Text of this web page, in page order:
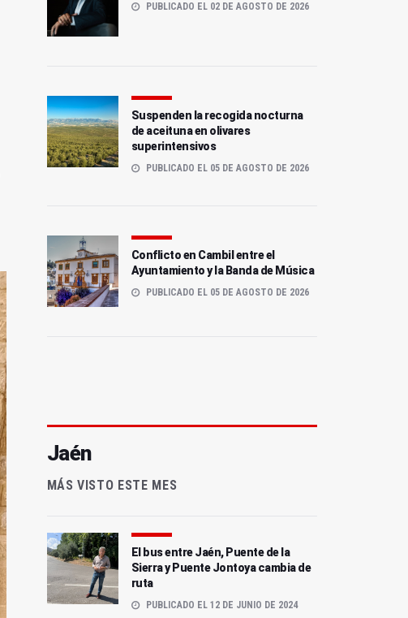
PUBLICADO EL 02 DE AGOSTO DE 2026
Suspenden la recogida nocturna
de aceituna en olivares
superintensivos
PUBLICADO EL 05 DE AGOSTO DE 2026
Conflicto en Cambil entre el
Ayuntamiento y la Banda de Música
PUBLICADO EL 05 DE AGOSTO DE 2026
Jaén
MÁS VISTO ESTE MES
El bus entre Jaén, Puente de la
Sierra y Puente Jontoya cambia de
ruta
PUBLICADO EL 12 DE JUNIO DE 2024